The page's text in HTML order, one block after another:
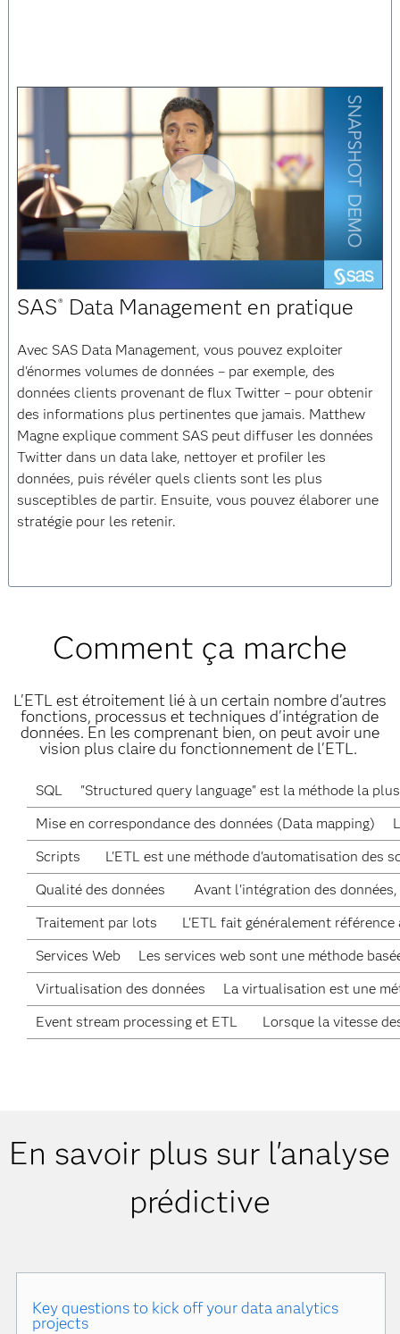
Lire
la
vidéo
SAS® Data Management en pratique
Avec SAS Data Management, vous pouvez exploiter
d'énormes volumes de données – par exemple, des
données clients provenant de flux Twitter – pour obtenir
des informations plus pertinentes que jamais. Matthew
Magne explique comment SAS peut diffuser les données
Twitter dans un data lake, nettoyer et profiler les
données, puis révéler quels clients sont les plus
susceptibles de partir. Ensuite, vous pouvez élaborer une
stratégie pour les retenir.
Comment ça marche
L'ETL est étroitement lié à un certain nombre d'autres
fonctions, processus et techniques d'intégration de
données. En les comprenant bien, on peut avoir une
vision plus claire du fonctionnement de l'ETL.
SQL
"Structured query language" est la méthode la
Mise en correspondance des données (Data mapping)
Scripts
L'ETL est une méthode d'automatisation des
Qualité des données
Avant l'intégration des
Traitement par lots
L'ETL fait généralement
Services Web
Les services web sont une méthode
Virtualisation des données
La virtualisation est une
Event stream processing et ETL
Lorsque la vitesse
En savoir plus sur l'analyse
prédictive
Key questions to kick off your data analytics
projects